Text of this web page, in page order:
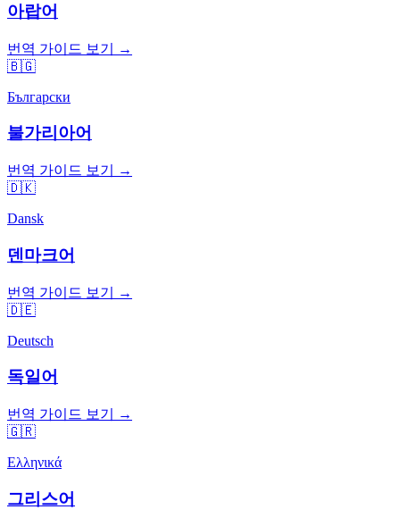
아랍어
번역 가이드 보기 →
🇧🇬
Български
불가리아어
번역 가이드 보기 →
🇩🇰
Dansk
덴마크어
번역 가이드 보기 →
🇩🇪
Deutsch
독일어
번역 가이드 보기 →
🇬🇷
Ελληνικά
그리스어